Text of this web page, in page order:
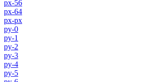
px-56
px-64
px-px
py-0
py-1
py-2
py-3
py-4
py-5